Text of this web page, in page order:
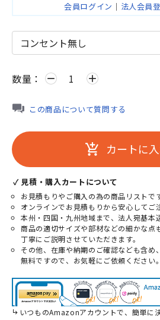
会員ログイン ｜ 法人会員
数量： remove add
この商品について質問する
add_shopping_cart カートに
✓ 見積・購入カートについて
お見積もりやご購入の為の商品リストです
オンラインでお見積もりから安心してご
本州・四国・九州地域まで、法人宛基本
商品の適切サイズや部材などの細かな点
丁寧にご説明させていただきます。
その他、在庫や納期のご確認なども含め
無料ですので、お気軽にご依頼ください。
いつものAmazonアカウントで、簡単に